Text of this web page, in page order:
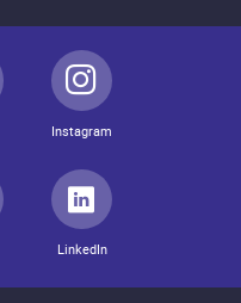
Instagram
LinkedIn